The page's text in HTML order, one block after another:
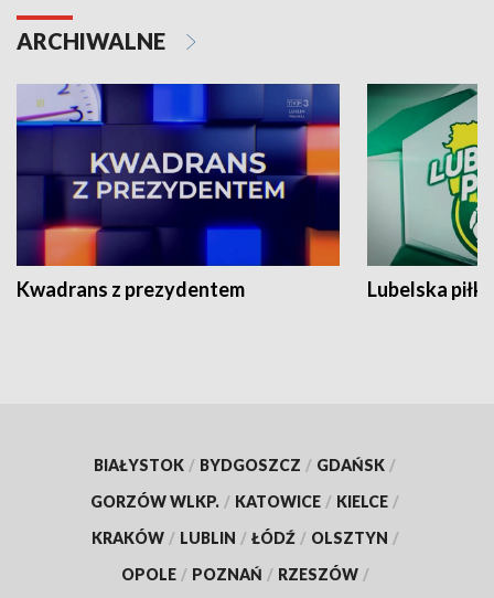
ARCHIWALNE
Kwadrans z prezydentem Lubelska piłka
BIAŁYSTOK / BYDGOSZCZ / GDAŃSK /
GORZÓW WLKP. / KATOWICE / KIELCE /
KRAKÓW / LUBLIN / ŁÓDŹ / OLSZTYN /
OPOLE / POZNAŃ / RZESZÓW /